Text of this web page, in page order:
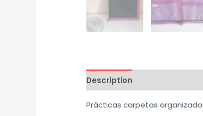
Description
Prácticas carpetas